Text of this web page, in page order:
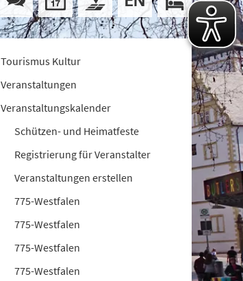
Tourismus Kultur
Veranstaltungen
Veranstaltungskalender
Schützen- und Heimatfeste
Registrierung für Veranstalter
Veranstaltungen erstellen
775-Westfalen
775-Westfalen
775-Westfalen
775-Westfalen